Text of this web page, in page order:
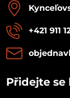
+421 911
Přidejte se